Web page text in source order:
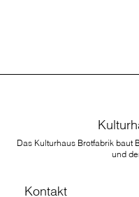
Das Kulturhaus Brotfabrik baut
und
Kontakt